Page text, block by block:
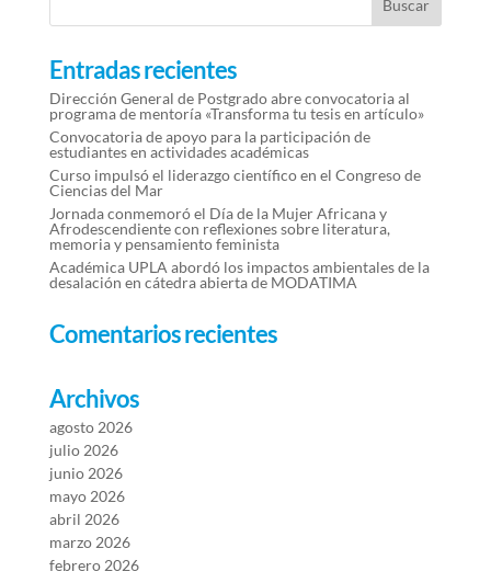
Entradas recientes
Dirección General de Postgrado abre convocatoria al
programa de mentoría «Transforma tu tesis en artículo»
Convocatoria de apoyo para la participación de
estudiantes en actividades académicas
Curso impulsó el liderazgo científico en el Congreso de
Ciencias del Mar
Jornada conmemoró el Día de la Mujer Africana y
Afrodescendiente con reflexiones sobre literatura,
memoria y pensamiento feminista
Académica UPLA abordó los impactos ambientales de la
desalación en cátedra abierta de MODATIMA
Comentarios recientes
Archivos
agosto 2026
julio 2026
junio 2026
mayo 2026
abril 2026
marzo 2026
febrero 2026